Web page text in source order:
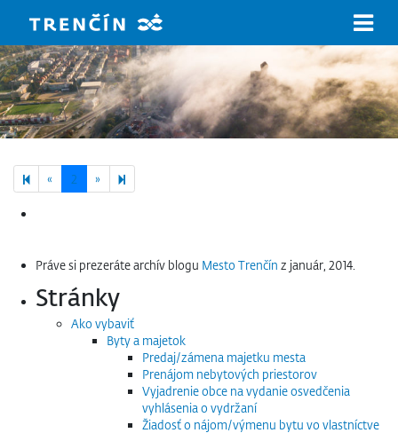
« Previous page
2 » Next page
3
Práve si prezeráte archív blogu Mesto Trenčín z január, 2014.
Stránky
Ako vybaviť
Byty a majetok
Predaj/zámena majetku mesta
Prenájom nebytových priestorov
Vyjadrenie obce na vydanie osvedčenia
vyhlásenia o vydržaní
Žiadosť o nájom/výmenu bytu vo vlastníctve